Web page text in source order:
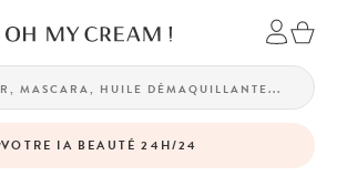
VOTRE IA BEAUTÉ 24H/24